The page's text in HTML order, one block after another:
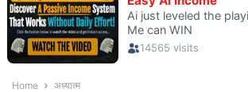
Home अध्यात्म